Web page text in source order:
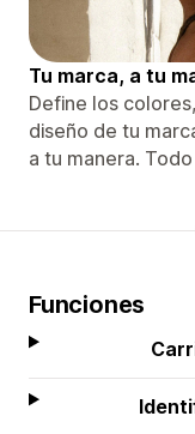
Tu marca, a tu
Define los
diseño de tu
a tu manera.
Funciones